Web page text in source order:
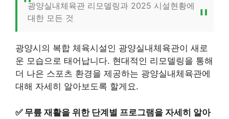
광양실내체육관 리모델링과 2025 시설현황에
대한 모든 것
광양시의 복합 체육시설인 광양실내체육관이 새로
운 모습으로 태어납니다. 현대적인 리모델링을 통해
더 나은 스포츠 환경을 제공하는 광양실내체육관에
대해 자세히 알아보도록 할게요.
✅ 무릎 재활을 위한 단계별 프로그램을 자세히 알아